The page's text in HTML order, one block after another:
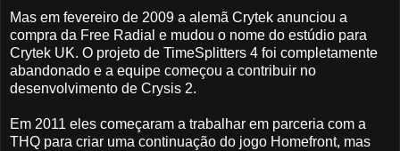
Mas em fevereiro de 2009 a alemã Crytek anunciou a
compra da Free Radial e mudou o nome do estúdio para
Crytek UK. O projeto de TimeSplitters 4 foi completamente
abandonado e a equipe começou a contribuir no
desenvolvimento de Crysis 2.
Em 2011 eles começaram a trabalhar em parceria com a
THQ para criar uma continuação do jogo Homefront, mas